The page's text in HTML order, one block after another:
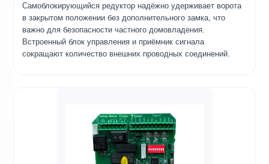
Самоблокирующийся редуктор надёжно удерживает ворота
в закрытом положении без дополнительного замка, что
важно для безопасности частного домовладения.
Встроенный блок управления и приёмник сигнала
сокращают количество внешних проводных соединений.